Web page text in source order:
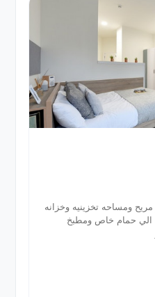
ومساحه تخزينيه وخزانه
الي حمام خاص ومطبخ